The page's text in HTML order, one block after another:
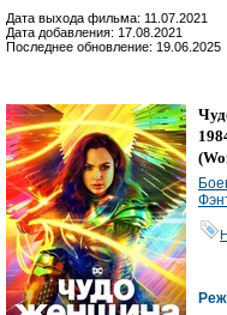
Дата выхода фильма: 11.07.2021
Дата добавления: 17.08.2021
Последнее обновление: 19.06.2025
(